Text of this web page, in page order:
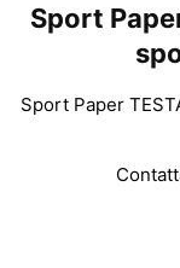
Sport
Sport Paper